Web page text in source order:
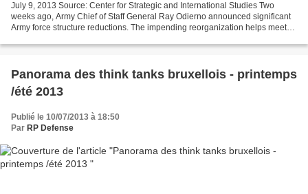
July 9, 2013 Source: Center for Strategic and International Studies Two
weeks ago, Army Chief of Staff General Ray Odierno announced significant
Army force structure reductions. The impending reorganization helps meet
Panorama des think tanks bruxellois - printemps
/été 2013
Publié le 10/07/2013 à 18:50
Par RP Defense